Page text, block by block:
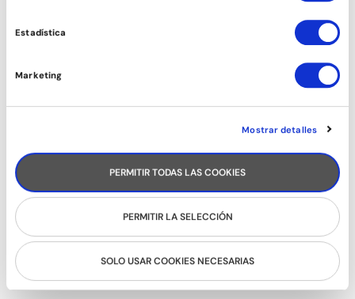
Estadística
Marketing
Mostrar detalles
PERMITIR TODAS LAS COOKIES
PERMITIR LA SELECCIÓN
SOLO USAR COOKIES NECESARIAS
ROCK&ROLL